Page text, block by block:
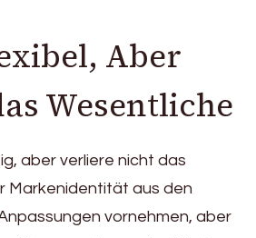
Aber
Wesentliche
aber verliere nicht das
Markenidentität aus den
vornehmen, aber